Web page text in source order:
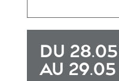
DU 28.05
AU 29.05